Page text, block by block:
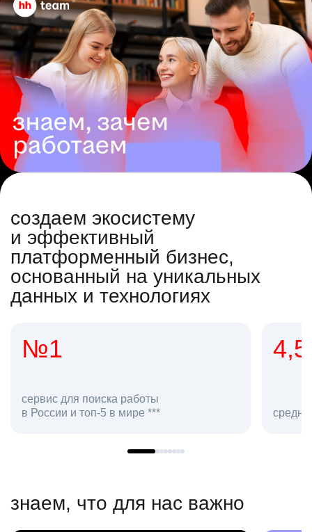
создаем экосистему
и эффективный
платформенный бизнес,
основанный на уникальных
данных и технологиях
4,5
средняя оценка hh.ru как работодателя **
в
знаем, что для нас важно